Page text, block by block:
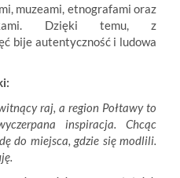
muzeami, etnografami oraz
Dzięki temu, z
bije autentyczność i ludowa
raj, a region Połtawy to
inspiracja. Chcąc
do miejsca, gdzie się modlili.